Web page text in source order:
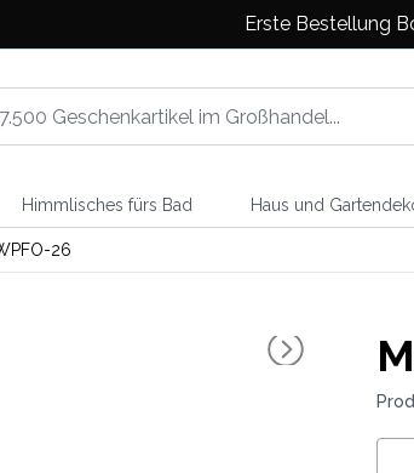
Erste Bestellung
Himmlisches fürs Bad Haus und
26